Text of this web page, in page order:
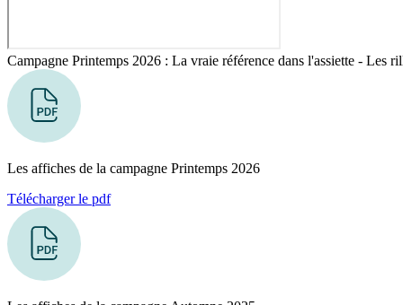
Campagne Printemps 2026 : La vraie référence dans l'assiette - Les
Les affiches de la campagne Printemps 2026
Télécharger le pdf